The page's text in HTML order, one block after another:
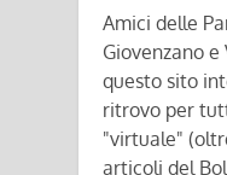
Amici delle
Giovenzano e
questo sito
ritrovo per
"virtuale"
articoli del